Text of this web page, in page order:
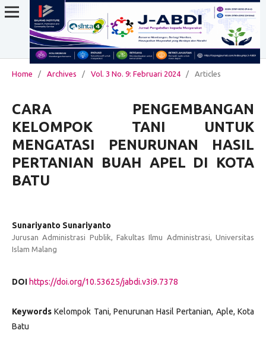
Home / Archives / Vol. 3 No. 9: Februari 2024 / Articles
CARA PENGEMBANGAN
KELOMPOK TANI UNTUK
MENGATASI PENURUNAN HASIL
PERTANIAN BUAH APEL DI KOTA
BATU
Sunariyanto Sunariyanto
Jurusan Administrasi Publik, Fakultas Ilmu Administrasi, Universitas
Islam Malang
DOI https://doi.org/10.53625/jabdi.v3i9.7378
Keywords Kelompok Tani, Penurunan Hasil Pertanian, Aple, Kota
Batu